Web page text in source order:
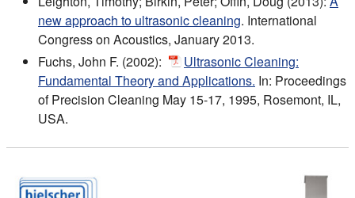
new approach to ultrasonic cleaning. International
Congress on Acoustics, January 2013.
Fuchs, John F. (2002):
Ultrasonic Cleaning:
Fundamental Theory and Applications. In: Proceedings
of Precision Cleaning May 15-17, 1995, Rosemont, IL,
USA.